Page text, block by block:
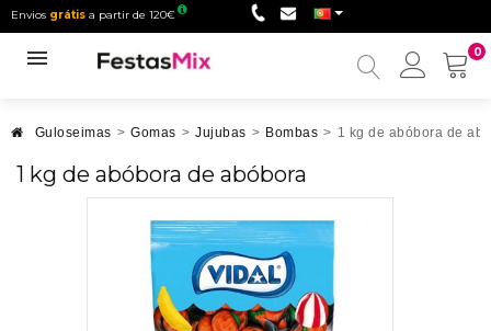
Envios grátis a partir de 120€
0
Minha
Guloseimas > Gomas > Jujubas > Bombas > 1 kg de abóbora de
1 kg de abóbora de abóbora